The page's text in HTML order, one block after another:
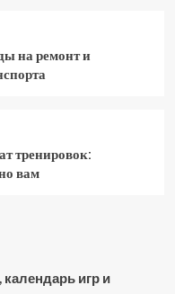
на ремонт и
тренировок:
вам
игр и